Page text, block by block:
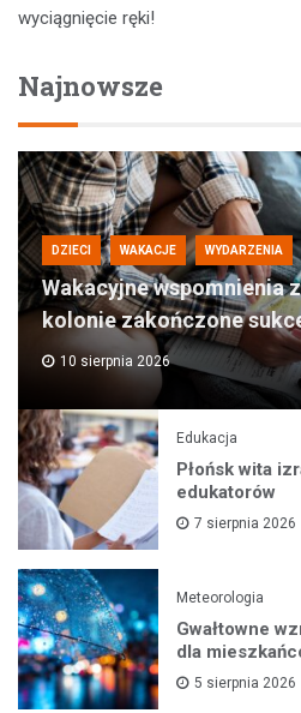
wyciągnięcie ręki!
Najnowsze
DZIECI WAKACJE WYDARZENIA
Wakacyjne wspomnienia
kolonie zakończone
10 sierpnia 2026
Edukacja
Płońsk wita
edukatorów
7 sierpnia 2026
Meteorologia
Gwałtowne
dla
5 sierpnia 2026